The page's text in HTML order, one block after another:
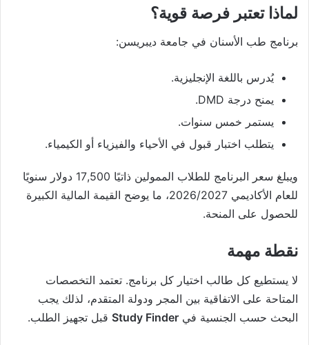
لماذا تعتبر فرصة قوية؟
برنامج طب الأسنان في جامعة ديبريسن:
يُدرس باللغة الإنجليزية.
يمنح درجة DMD.
يستمر خمس سنوات.
يتطلب اختبار قبول في الأحياء والفيزياء أو الكيمياء.
ويبلغ سعر البرنامج للطلاب الممولين ذاتيًا 17,500 دولار سنويًا
للعام الأكاديمي 2026/2027، ما يوضح القيمة المالية الكبيرة
للحصول على المنحة.
نقطة مهمة
لا يستطيع كل طالب اختيار كل برنامج. تعتمد التخصصات
المتاحة على الاتفاقية بين المجر ودولة المتقدم، لذلك يجب
البحث حسب الجنسية في Study Finder قبل تجهيز الطلب.